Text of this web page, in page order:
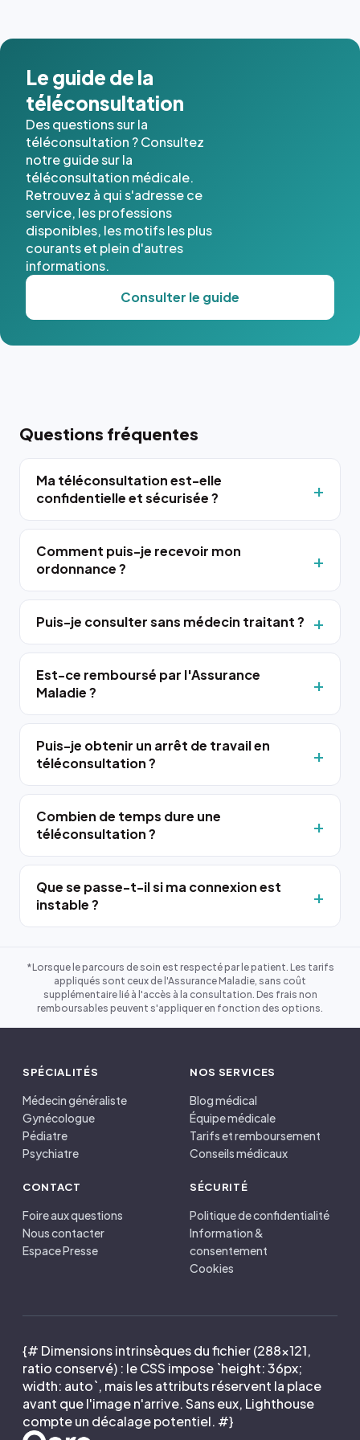
Le guide de la
téléconsultation
Des questions sur la
téléconsultation ? Consultez
notre guide sur la
téléconsultation médicale.
Retrouvez à qui s'adresse ce
service, les professions
disponibles, les motifs les plus
courants et plein d'autres
informations.
Consulter le guide
Questions fréquentes
Ma téléconsultation est-elle
confidentielle et sécurisée ?
Comment puis-je recevoir mon
ordonnance ?
Puis-je consulter sans médecin traitant ?
Est-ce remboursé par l'Assurance
Maladie ?
Puis-je obtenir un arrêt de travail en
téléconsultation ?
Combien de temps dure une
téléconsultation ?
Que se passe-t-il si ma connexion est
instable ?
*Lorsque le parcours de soin est respecté par le patient. Les tarifs
appliqués sont ceux de l'Assurance Maladie, sans coût
supplémentaire lié à l'accès à la consultation. Des frais non
remboursables peuvent s'appliquer en fonction des options.
SPÉCIALITÉS
Médecin généraliste
Gynécologue
Pédiatre
Psychiatre
NOS SERVICES
Blog médical
Équipe médicale
Tarifs et remboursement
Conseils médicaux
CONTACT
Foire aux questions
Nous contacter
Espace Presse
SÉCURITÉ
Politique de confidentialité
Information &
consentement
Cookies
{# Dimensions intrinsèques du fichier (288×121,
ratio conservé) : le CSS impose `height: 36px;
width: auto`, mais les attributs réservent la place
avant que l'image n'arrive. Sans eux, Lighthouse
compte un décalage potentiel. #}